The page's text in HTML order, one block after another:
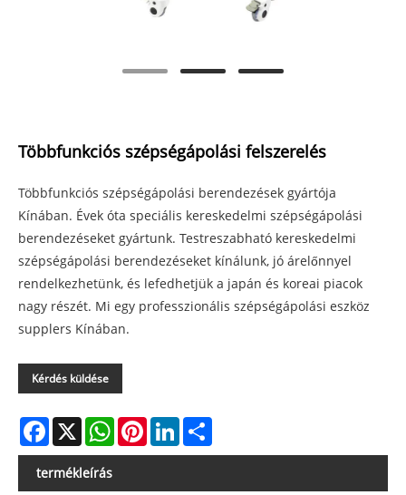
Többfunkciós szépségápolási felszerelés
Többfunkciós szépségápolási berendezések gyártója
Kínában. Évek óta speciális kereskedelmi szépségápolási
berendezéseket gyártunk. Testreszabható kereskedelmi
szépségápolási berendezéseket kínálunk, jó árelőnnyel
rendelkezhetünk, és lefedhetjük a japán és koreai piacok
nagy részét. Mi egy professzionális szépségápolási eszköz
supplers Kínában.
Kérdés küldése
Facebook
X WhatsAppPinterestLinkedIn
termékleírás